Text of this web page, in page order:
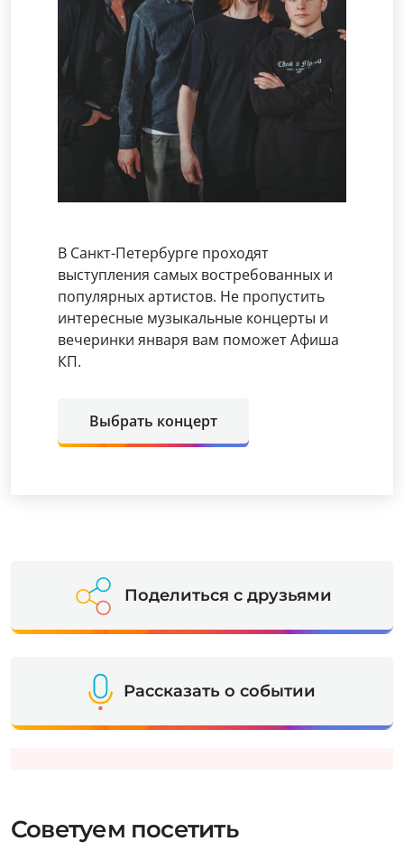
В Санкт-Петербурге проходят
выступления самых востребованных и
популярных артистов. Не пропустить
интересные музыкальные концерты и
вечеринки января вам поможет Афиша
КП.
Выбрать концерт
Поделиться с друзьями
Рассказать о событии
Советуем посетить